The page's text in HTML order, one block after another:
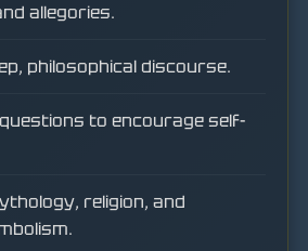
allegories.
philosophical discourse.
to encourage self-
religion, and